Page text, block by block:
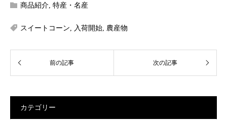
商品紹介, 特産・名産
スイートコーン, 入荷開始, 農産物
カテゴリー